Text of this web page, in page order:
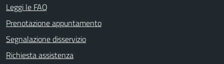
Leggi le FAQ
Prenotazione appuntamento
Segnalazione disservizio
Richiesta assistenza